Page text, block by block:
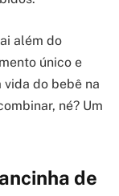
além do
único e
do bebê na
né? Um
de